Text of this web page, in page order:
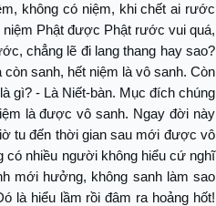
không có niệm, khi chết ai rước
Phật được Phật rước vui quá,
chẳng lẽ đi lang thang hay sao?
sanh, hết niệm là vô sanh. Còn
gì? - Là Niết-bàn. Mục đích chúng
là được vô sanh. Ngay đời này
tu đến thời gian sau mới được vô
có nhiều người không hiểu cứ nghĩ
mới hưởng, không sanh làm sao
là hiểu lầm rồi đâm ra hoảng hốt!